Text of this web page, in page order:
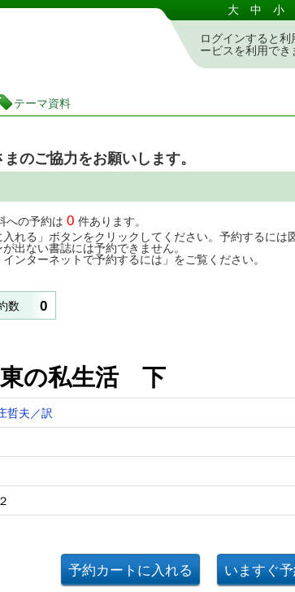
ステム 大 中 小
ログインすると
ービスを利用でき
テーマ資料
のご協力をお願いします。
への予約は 0 件あります。
れる」ボタンをクリックしてください。予約するには
出ない書誌には予約できません。
ンターネットで予約するには」をご覧ください。
数 0
の私生活 下
哲夫／訳